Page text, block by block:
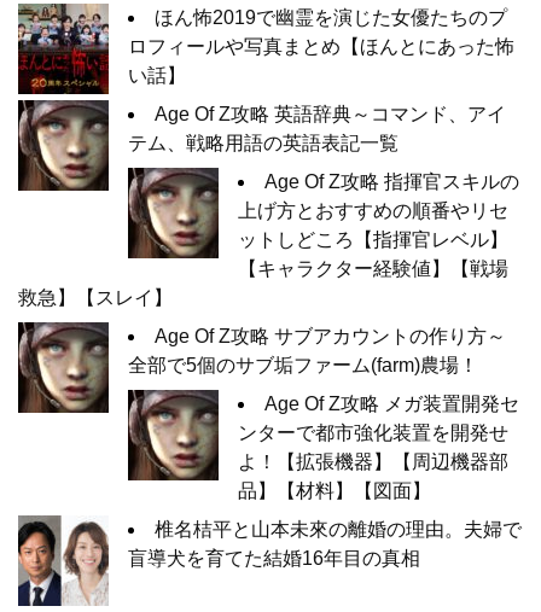
ほん怖2019で幽霊を演じた女優たちのプ
ロフィールや写真まとめ【ほんとにあった怖
い話】
Age Of Z攻略 英語辞典～コマンド、アイ
テム、戦略用語の英語表記一覧
Age Of Z攻略 指揮官スキルの
上げ方とおすすめの順番やリセ
ットしどころ【指揮官レベル】
【キャラクター経験値】【戦場
救急】【スレイ】
Age Of Z攻略 サブアカウントの作り方～
全部で5個のサブ垢ファーム(farm)農場！
Age Of Z攻略 メガ装置開発セ
ンターで都市強化装置を開発せ
よ！【拡張機器】【周辺機器部
品】【材料】【図面】
椎名桔平と山本未來の離婚の理由。夫婦で
盲導犬を育てた結婚16年目の真相